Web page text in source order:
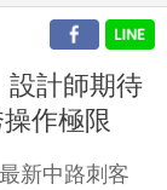
設計師期待
作極限
新中路刺客